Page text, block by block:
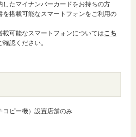
したマイナンバーカードをお持ちの方
を搭載可能なスマートフォンをご利用の
載可能なスマートフォンについてはこち
確認ください。
ピー機）設置店舗のみ